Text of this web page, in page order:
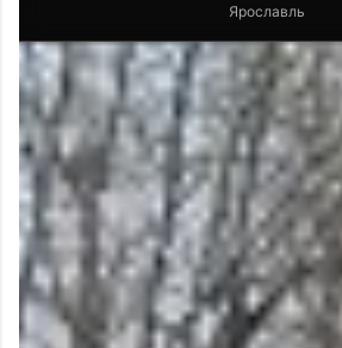
Ярославль